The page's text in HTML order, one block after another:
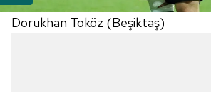
Dorukhan Toköz (Beşiktaş)